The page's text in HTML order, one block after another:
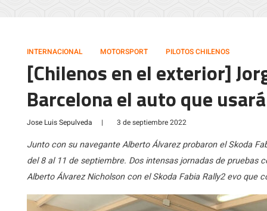
INTERNACIONAL MOTORSPORT PILOTOS CHILENOS
[Chilenos en el exterior]
Barcelona el auto que
Jose Luis Sepulveda | 3 de septiembre 2022
Junto con su navegante Alberto Álvarez probaron el Skoda
del 8 al 11 de septiembre. Dos intensas jornadas de
Alberto Álvarez Nicholson con el Skoda Fabia Rally2 evo que